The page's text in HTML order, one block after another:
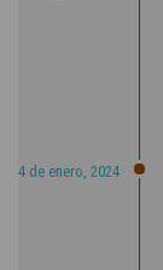
4 de enero, 2024